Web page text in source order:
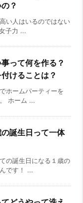
？
い人はいるのではない
子力 ...
って何を作る？
けることは？
ホームパーティーを
ホーム ...
誕生日って一体
の誕生日になる１歳の
です！ ...